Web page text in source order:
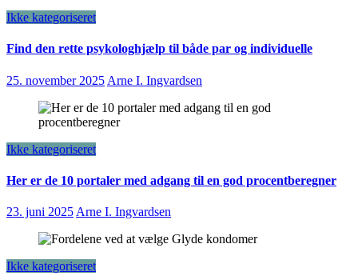
Ikke kategoriseret
Find den rette psykologhjælp til både par og individuelle
25. november 2025 Arne I. Ingvardsen
Ikke kategoriseret
Her er de 10 portaler med adgang til en god procentberegner
23. juni 2025 Arne I. Ingvardsen
Ikke kategoriseret